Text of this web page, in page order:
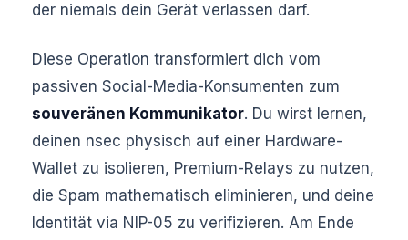
der niemals dein Gerät verlassen darf.
Diese Operation transformiert dich vom
passiven Social-Media-Konsumenten zum
souveränen Kommunikator. Du wirst lernen,
deinen nsec physisch auf einer Hardware-
Wallet zu isolieren, Premium-Relays zu nutzen,
die Spam mathematisch eliminieren, und deine
Identität via NIP-05 zu verifizieren. Am Ende